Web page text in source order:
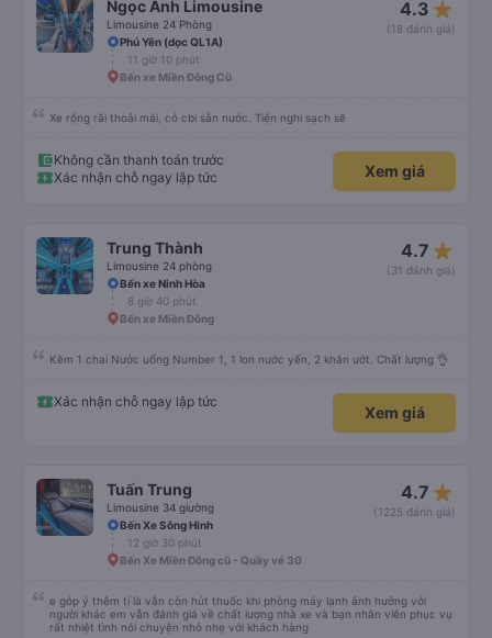
Ngọc Ánh Limousine
Limousine 24 Phòng
4.3 star_rate
(18 đánh giá)
Phú Yên (dọc QL1A)
11 giờ 10 phút
Bến xe Miền Đông Cũ
Xe rộng rãi thoải mái, có cbi sẵn nước. Tiện nghi sạch sẽ
Không cần thanh toán trước
Xác nhận chỗ ngay lập tức
Xem giá
Trung Thành
Limousine 24 phòng
4.7 star_rate
(31 đánh giá)
Bến xe Ninh Hòa
8 giờ 40 phút
Bến xe Miền Đông
Kèm 1 chai Nước uống Number 1, 1 lon nước yến, 2 khăn ướt. Chất lượng 👌
Xác nhận chỗ ngay lập tức
Xem giá
Tuấn Trung
Limousine 34 giường
4.7 star_rate
(1225 đánh giá)
Bến Xe Sông Hinh
12 giờ 30 phút
Bến Xe Miền Đông cũ - Quầy vé 30
e góp ý thêm tí là vẫn còn hút thuốc khi phòng máy lạnh ảnh hưởng với
người khác em vẫn đánh giá về chất lượng nhà xe và bạn nhân viên phục vụ
rất nhiệt tình nói chuyện nhỏ nhẹ với khách hàng